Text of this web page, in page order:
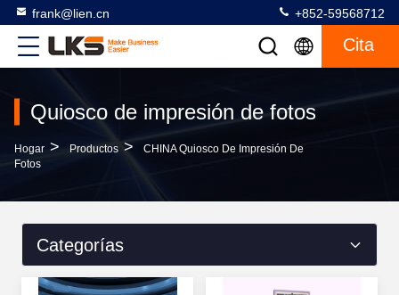
frank@lien.cn +852-59568712
Cita
Quiosco de impresión de fotos
Hogar > Productos >
CHINA Quiosco De Impresión De
Fotos
Categorías